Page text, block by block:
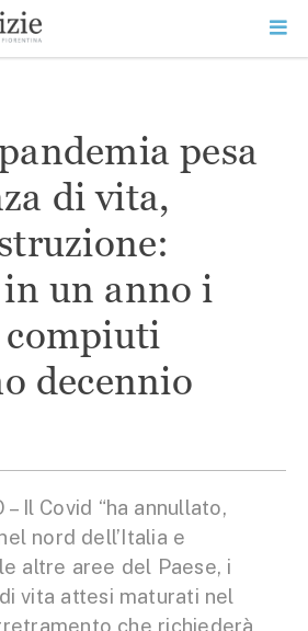
pesa
di vita,
un anno i
compiuti
decennio
– Il Covid “ha annullato,
nord dell’Italia e
altre aree del Paese, i
vita attesi maturati nel
che richiederà